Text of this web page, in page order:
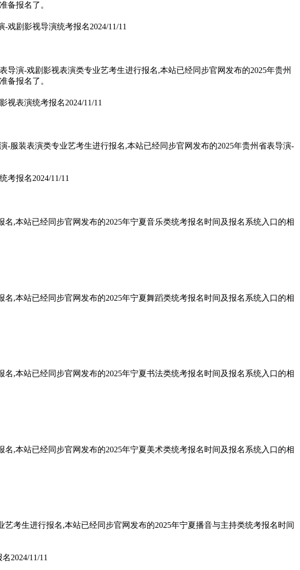
备报名了。
-戏剧影视导演统考报名2024/11/11
演-戏剧影视表演类专业艺考生进行报名,本站已经同步官网发布的2025年贵州
备报名了。
视表演统考报名2024/11/11
服装表演类专业艺考生进行报名,本站已经同步官网发布的2025年贵州省表导演-
考报名2024/11/11
,本站已经同步官网发布的2025年宁夏音乐类统考报名时间及报名系统入口的相
,本站已经同步官网发布的2025年宁夏舞蹈类统考报名时间及报名系统入口的相
,本站已经同步官网发布的2025年宁夏书法类统考报名时间及报名系统入口的相
,本站已经同步官网发布的2025年宁夏美术类统考报名时间及报名系统入口的相
考生进行报名,本站已经同步官网发布的2025年宁夏播音与主持类统考报名时间
名2024/11/11